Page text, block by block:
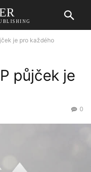
je pro každého
půjček je
0